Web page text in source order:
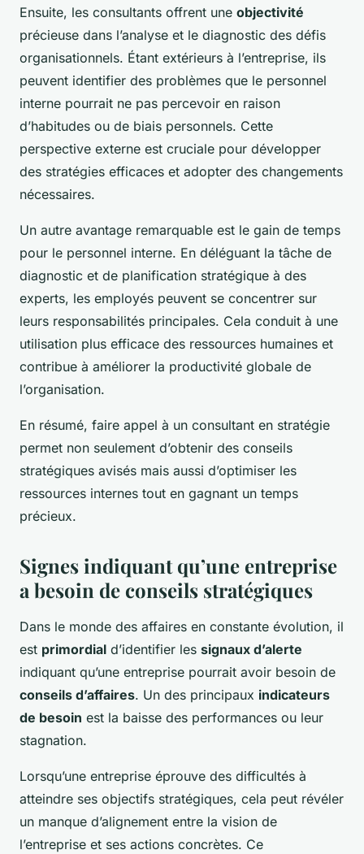
Ensuite, les consultants offrent une objectivité
précieuse dans l’analyse et le diagnostic des défis
organisationnels. Étant extérieurs à l’entreprise, ils
peuvent identifier des problèmes que le personnel
interne pourrait ne pas percevoir en raison
d’habitudes ou de biais personnels. Cette
perspective externe est cruciale pour développer
des stratégies efficaces et adopter des changements
nécessaires.
Un autre avantage remarquable est le gain de temps
pour le personnel interne. En déléguant la tâche de
diagnostic et de planification stratégique à des
experts, les employés peuvent se concentrer sur
leurs responsabilités principales. Cela conduit à une
utilisation plus efficace des ressources humaines et
contribue à améliorer la productivité globale de
l’organisation.
En résumé, faire appel à un consultant en stratégie
permet non seulement d’obtenir des conseils
stratégiques avisés mais aussi d’optimiser les
ressources internes tout en gagnant un temps
précieux.
Signes indiquant qu’une entreprise
a besoin de conseils stratégiques
Dans le monde des affaires en constante évolution, il
est primordial d’identifier les signaux d’alerte
indiquant qu’une entreprise pourrait avoir besoin de
conseils d’affaires. Un des principaux indicateurs
de besoin est la baisse des performances ou leur
stagnation.
Lorsqu’une entreprise éprouve des difficultés à
atteindre ses objectifs stratégiques, cela peut révéler
un manque d’alignement entre la vision de
l’entreprise et ses actions concrètes. Ce